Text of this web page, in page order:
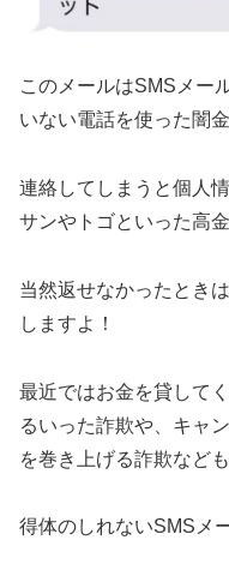
このメールはSMSメー
いない電話を使った闇
連絡してしまうと個人
サンやトゴといった高
当然返せなかったとき
しますよ！
最近ではお金を貸して
るいった詐欺や、キャ
を巻き上げる詐欺など
得体のしれないSMSメ